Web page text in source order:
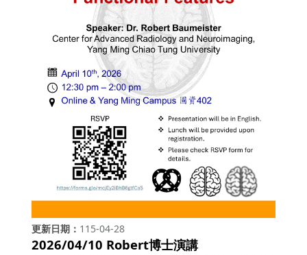
更新日期 115-04-28
2026/04/10 Robert博士演講